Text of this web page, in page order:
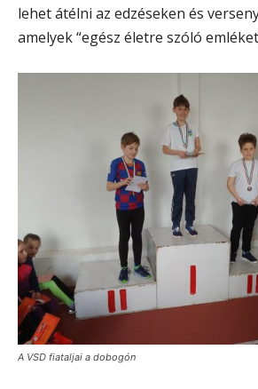
lehet átélni az edzéseken és
amelyek “egész életre szóló
A VSD fiataljai a dobogón